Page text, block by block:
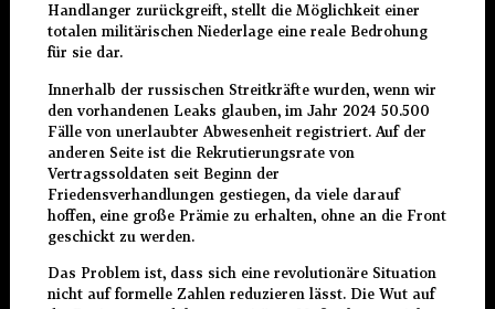
Handlanger zurückgreift, stellt die Möglichkeit einer
totalen militärischen Niederlage eine reale Bedrohung
für sie dar.
Innerhalb der russischen Streitkräfte wurden, wenn wir
den vorhandenen Leaks glauben, im Jahr 2024 50.500
Fälle von unerlaubter Abwesenheit registriert. Auf der
anderen Seite ist die Rekrutierungsrate von
Vertragssoldaten seit Beginn der
Friedensverhandlungen gestiegen, da viele darauf
hoffen, eine große Prämie zu erhalten, ohne an die Front
geschickt zu werden.
Das Problem ist, dass sich eine revolutionäre Situation
nicht auf formelle Zahlen reduzieren lässt. Die Wut auf